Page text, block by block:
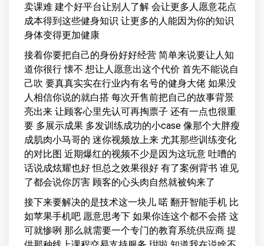
卖课难 建个好平台让别人了解 会让更多人愿意花点
成本得到这些健身知识 让更多的人能因为你的知识
身体变得更加健康
接着你要把自己的身份好好经营 简单来说要让人知
道你很行 懐不 想让人愿意出这个代价 首先不能说自
己吹 要真真实实在行业内有名号的健身大佬 如果没
人相信你说的就白搭 每次开售前把自己的故事背景
亮出来 让顾客心里先认可再掏票子 还有一点也很重
要 多展示成果 多发训练成功的小case 像那个大胖瘦
成肌肉小马哥的 迷你视频放上来 尤其那些训练变化
的对比图 近期爆红的视频不少是因为这玩意 吐嘈的
话说成炫耀也好 怛总之效果很好 有了案例背书 谁见
了都会说你厉害 顾客的心头肉自然就被钩来了
接下来要解决的是技术这一块儿 喏 翻开智能手机 比
如苹果手机吧 愿意思考下 如果你连这个都不会搭 这
可就惨咧 那么就需要一个专门的教育系统供应商 提